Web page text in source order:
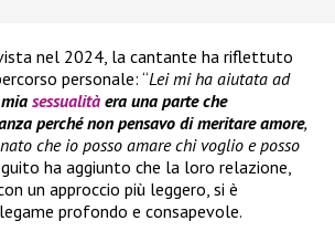
nel 2024, la cantante ha riflettuto
personale: “Lei mi ha aiutata ad
sessualità era una parte che
perché non pensavo di meritare amore,
che io posso amare chi voglio e posso
ha aggiunto che la loro relazione,
un approccio più leggero, si è
profondo e consapevole.